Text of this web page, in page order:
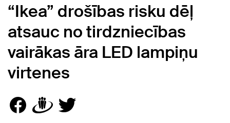
“Ikea” drošības risku dēļ
atsauc no tirdzniecības
vairākas āra LED lampiņu
virtenes